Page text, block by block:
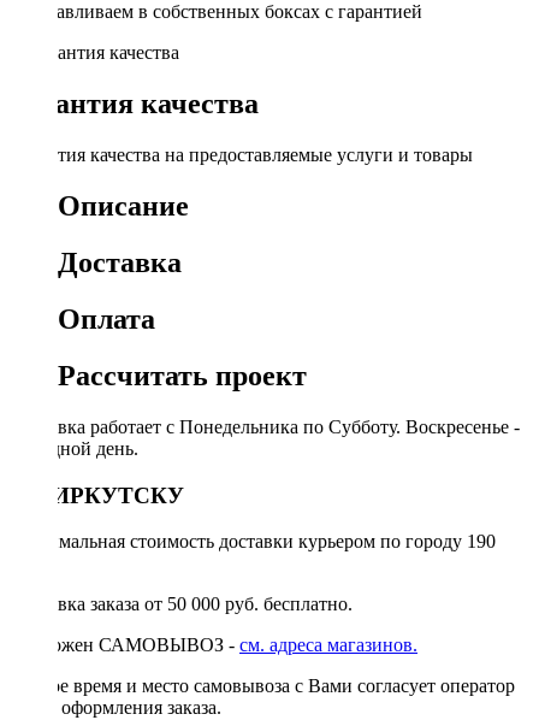
Устанавливаем в собственных боксах с гарантией
Гарантия качества
Гарантия качества на предоставляемые услуги и товары
Описание
Доставка
Оплата
Рассчитать проект
Доставка работает с Понедельника по Субботу. Воскресенье -
выходной день.
ПО ИРКУТСКУ
Минимальная стоимость доставки курьером по городу 190
Доставка заказа от 50 000 руб. бесплатно.
Возможен САМОВЫВОЗ - см. адреса магазинов.
Точное время и место самовывоза с Вами согласует оператор
после оформления заказа.